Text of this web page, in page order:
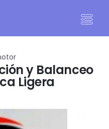
y Balanceo
Ligera